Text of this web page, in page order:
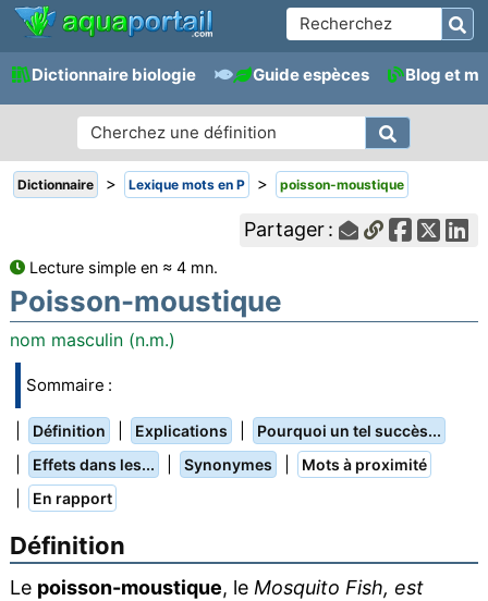
Dictionnaire biologie Guide espèces Blog et
Dictionnaire > Lexique mots en P > poisson-moustique
Partager :
Lecture simple en ≈ 4 mn.
Poisson-moustique
nom masculin (n.m.)
Sommaire :
Définition Explications Pourquoi un tel succès...
Effets dans les... Synonymes Mots à proximité
En rapport
Définition
Le poisson-moustique, le Mosquito Fish, est